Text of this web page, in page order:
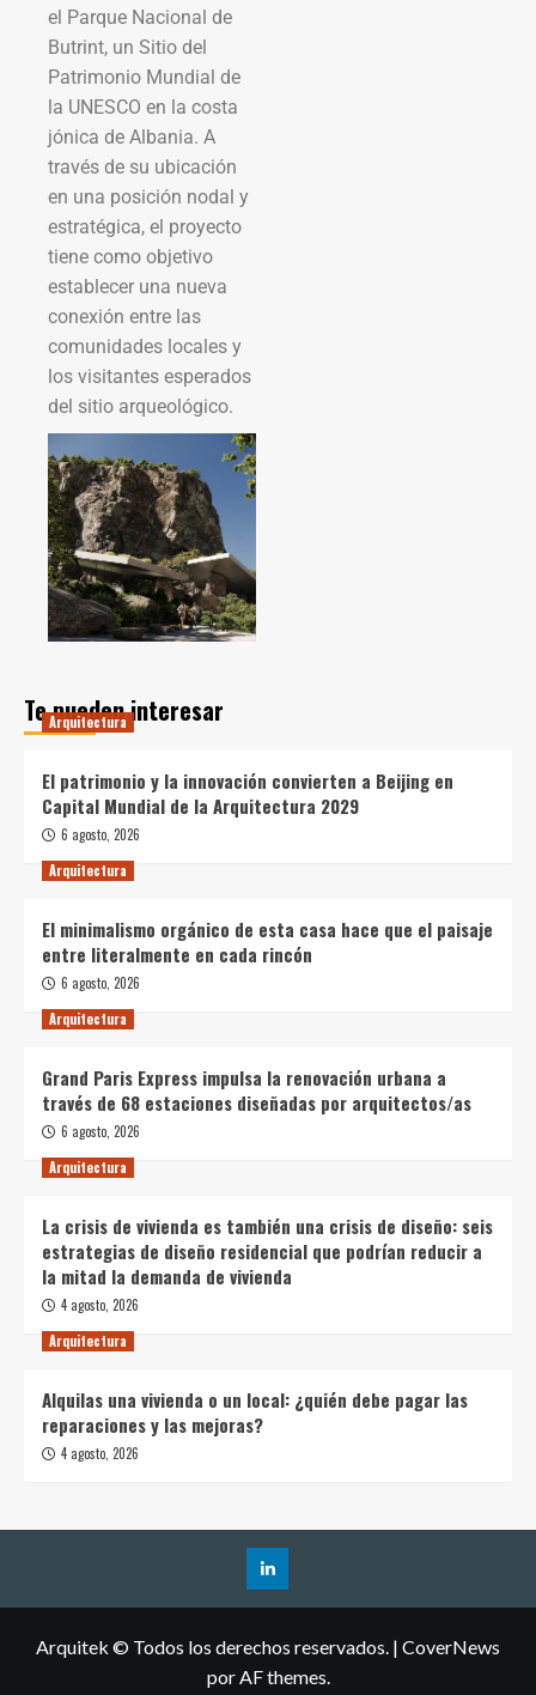
el Parque Nacional de
Butrint, un Sitio del
Patrimonio Mundial de
la UNESCO en la costa
jónica de Albania. A
través de su ubicación
en una posición nodal y
estratégica, el proyecto
tiene como objetivo
establecer una nueva
conexión entre las
comunidades locales y
los visitantes esperados
del sitio arqueológico.
Te pueden interesar
Arquitectura
El patrimonio y la innovación convierten a Beijing en
Capital Mundial de la Arquitectura 2029
6 agosto, 2026
Arquitectura
El minimalismo orgánico de esta casa hace que el paisaje
entre literalmente en cada rincón
6 agosto, 2026
Arquitectura
Grand Paris Express impulsa la renovación urbana a
través de 68 estaciones diseñadas por arquitectos/as
6 agosto, 2026
Arquitectura
La crisis de vivienda es también una crisis de diseño: seis
estrategias de diseño residencial que podrían reducir a
la mitad la demanda de vivienda
4 agosto, 2026
Arquitectura
Alquilas una vivienda o un local: ¿quién debe pagar las
reparaciones y las mejoras?
4 agosto, 2026
Arquitek © Todos los derechos reservados. | CoverNews
por AF themes.